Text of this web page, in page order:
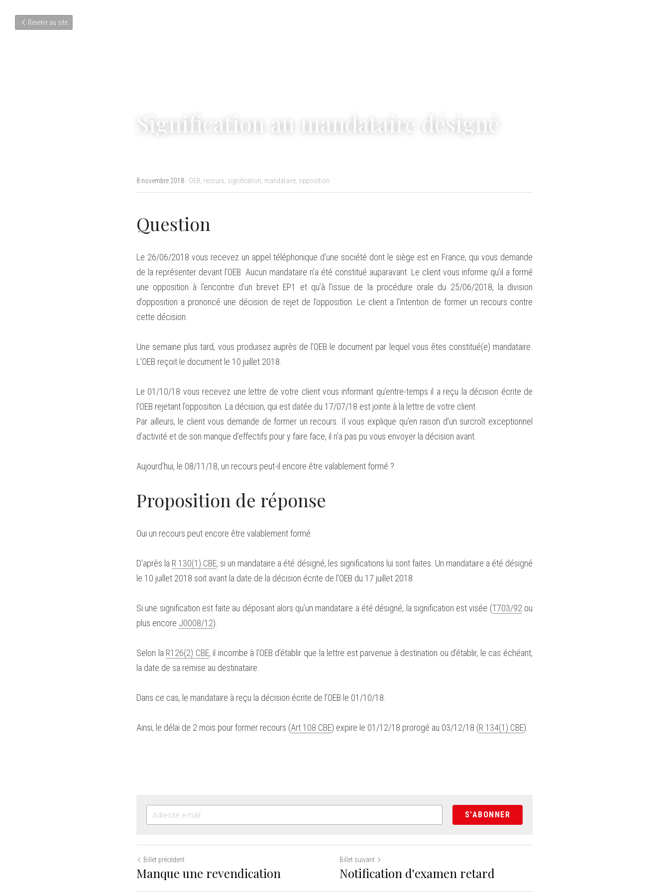
Revenir au site
Signification au mandataire désigné
8 novembre 2018 · OEB, recours, signification, mandataire, opposition
Question
Le 26/06/2018 vous recevez un appel téléphonique d’une société dont le siège est en France, qui vous demande
de la représenter devant l’OEB. Aucun mandataire n’a été constitué auparavant. Le client vous informe qu’il a formé
une opposition à l’encontre d’un brevet EP1 et qu’à l’issue de la procédure orale du 25/06/2018, la division
d’opposition a prononcé une décision de rejet de l’opposition. Le client a l’intention de former un recours contre
cette décision.
Une semaine plus tard, vous produisez auprès de l’OEB le document par lequel vous êtes constitué(e) mandataire.
L’OEB reçoit le document le 10 juillet 2018.
Le 01/10/18 vous recevez une lettre de votre client vous informant qu’entre-temps il a reçu la décision écrite de
l’OEB rejetant l’opposition. La décision, qui est datée du 17/07/18 est jointe à la lettre de votre client.
Par ailleurs, le client vous demande de former un recours. Il vous explique qu’en raison d’un surcroît exceptionnel
d’activité et de son manque d’effectifs pour y faire face, il n’a pas pu vous envoyer la décision avant.
Aujourd’hui, le 08/11/18, un recours peut-il encore être valablement formé ?
Proposition de réponse
Oui un recours peut encore être valablement formé.
D’après la R 130(1) CBE, si un mandataire a été désigné, les significations lui sont faites. Un mandataire a été désigné
le 10 juillet 2018 soit avant la date de la décision écrite de l’OEB du 17 juillet 2018.
Si une signification est faite au déposant alors qu’un mandataire a été désigné, la signification est visée (T703/92 ou
plus encore J0008/12).
Selon la R126(2) CBE, il incombe à l’OEB d’établir que la lettre est parvenue à destination ou d’établir, le cas échéant,
la date de sa remise au destinataire.
Dans ce cas, le mandataire à reçu la décision écrite de l’OEB le 01/10/18.
Ainsi, le délai de 2 mois pour former recours (Art 108 CBE) expire le 01/12/18 prorogé au 03/12/18 (R 134(1) CBE).
S'ABONNER
Billet précédent
Manque une revendication
Billet suivant
Notification d'examen retard